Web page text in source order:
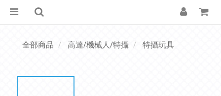
全部商品 高達/機械人/特攝 特攝玩具